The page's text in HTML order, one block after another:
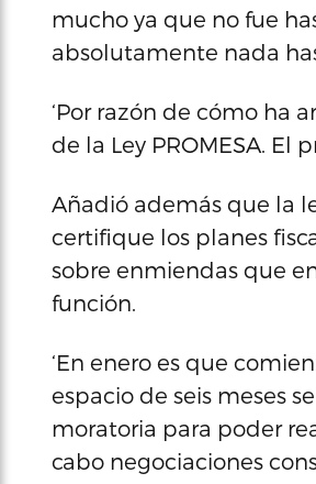
mucho ya que no fue
absolutamente nada
‘Por razón de cómo ha
de la Ley PROMESA. El
Añadió además que la
certifique los planes
sobre enmiendas que
función.
‘En enero es que
espacio de seis meses
moratoria para poder
cabo negociaciones